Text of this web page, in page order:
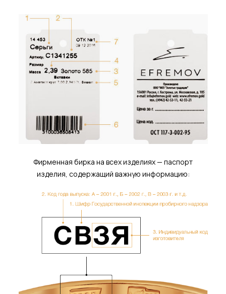
Фирменная бирка на всех изделиях — паспорт
изделия, содержащий важную информацию: